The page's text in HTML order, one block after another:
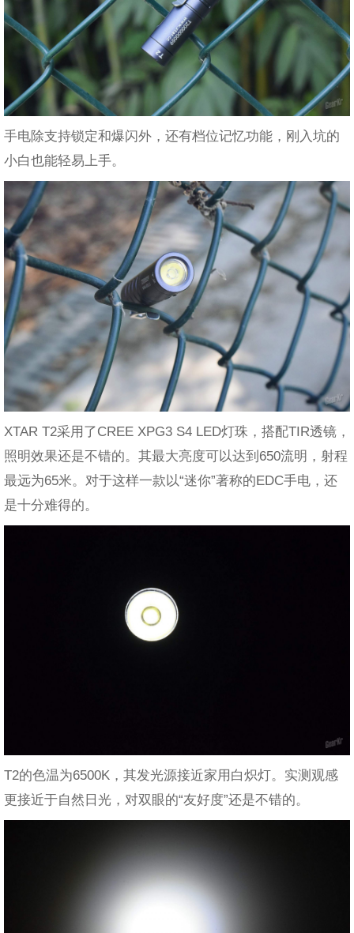
手电除支持锁定和爆闪外，还有档位记忆功能，刚入坑的
小白也能轻易上手。
XTAR T2采用了CREE XPG3 S4 LED灯珠，搭配TIR透镜，
照明效果还是不错的。其最大亮度可以达到650流明，射程
最远为65米。对于这样一款以“迷你”著称的EDC手电，还
是十分难得的。
T2的色温为6500K，其发光源接近家用白炽灯。实测观感
更接近于自然日光，对双眼的“友好度”还是不错的。